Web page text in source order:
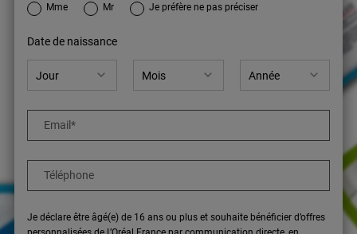
newslettersignup.title.legend
Mme Mr Je préfère ne pas préciser
Date de naissance
Email*
Téléphone
Je déclare être âgé(e) de 16 ans ou plus et souhaite bénéficier d’offres